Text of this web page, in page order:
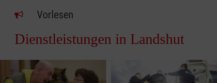
Vorlesen
Dienstleistungen in Landshut